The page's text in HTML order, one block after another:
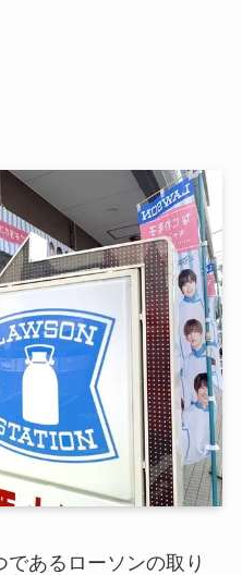
あるローソンの取り